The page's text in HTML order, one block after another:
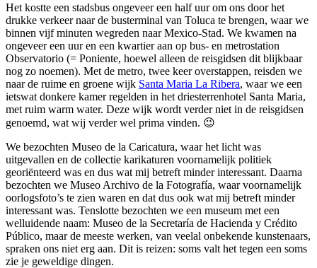
Het kostte een stadsbus ongeveer een half uur om ons door het
drukke verkeer naar de busterminal van Toluca te brengen, waar we
binnen vijf minuten wegreden naar Mexico-Stad. We kwamen na
ongeveer een uur en een kwartier aan op bus- en metrostation
Observatorio (= Poniente, hoewel alleen de reisgidsen dit blijkbaar
nog zo noemen). Met de metro, twee keer overstappen, reisden we
naar de ruime en groene wijk Santa Maria La Ribera, waar we een
ietswat donkere kamer regelden in het driesterrenhotel Santa Maria,
met ruim warm water. Deze wijk wordt verder niet in de reisgidsen
genoemd, wat wij verder wel prima vinden. 😉
We bezochten Museo de la Caricatura, waar het licht was
uitgevallen en de collectie karikaturen voornamelijk politiek
georiënteerd was en dus wat mij betreft minder interessant. Daarna
bezochten we Museo Archivo de la Fotografía, waar voornamelijk
oorlogsfoto’s te zien waren en dat dus ook wat mij betreft minder
interessant was. Tenslotte bezochten we een museum met een
welluidende naam: Museo de la Secretaría de Hacienda y Crédito
Público, maar de meeste werken, van veelal onbekende kunstenaars,
spraken ons niet erg aan. Dit is reizen: soms valt het tegen een soms
zie je geweldige dingen.